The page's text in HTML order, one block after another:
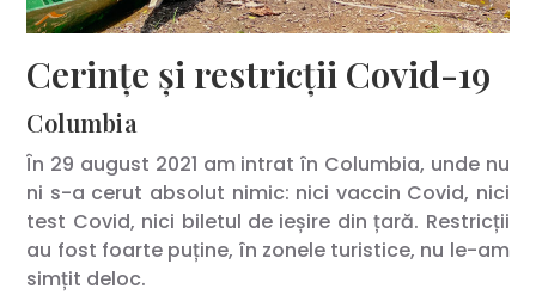
Cerințe și restricții Covid-19
Columbia
În 29 august 2021 am intrat în Columbia, unde nu
ni s-a cerut absolut nimic: nici vaccin Covid, nici
test Covid, nici biletul de ieșire din țară. Restricții
au fost foarte puține, în zonele turistice, nu le-am
simțit deloc.